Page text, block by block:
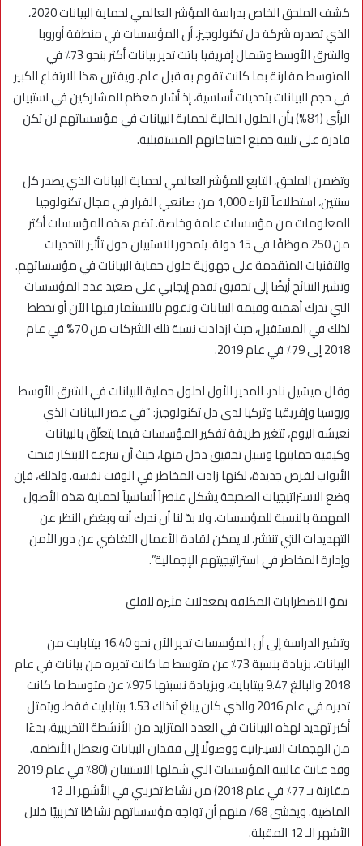
كشف الملحق الخاص بدراسة المؤشر العالمي لحماية البيانات 2020،
الذي تصدره شركة دل تكنولوجيز، أن المؤسسات في منطقة أوروبا
والشرق الأوسط وشمال إفريقيا باتت تدير بيانات أكثر بنحو 73٪ في
المتوسط مقارنة بما كانت تقوم به قبل عام. ويقترن هذا الارتفاع الكبير
في حجم البيانات بتحديات أساسية، إذ أشار معظم المشاركين في استبيان
الرأي (81%) بأن الحلول الحالية لحماية البيانات في مؤسساتهم لن تكن
قادرة على تلبية جميع احتياجاتهم المستقبلية.
وتضمن الملحق، التابع للمؤشر العالمي لحماية البيانات الذي يصدر كل
سنتين، استطلاعاً لآراء 1,000 من صانعي القرار في مجال تكنولوجيا
المعلومات من مؤسسات عامة وخاصة. تضم هذه المؤسسات أكثر
من 250 موظفًا في 15 دولة. يتمحور الاستبيان حول تأثير التحديات
والتقنيات المتقدمة على جهوزية حلول حماية البيانات في مؤسساتهم.
وتشير النتائج أيضًا إلى تحقيق تقدم إيجابي على صعيد عدد المؤسسات
التي تدرك أهمية وقيمة البيانات وتقوم بالاستثمار فيها الآن أو تخطط
لذلك في المستقبل، حيث ازدادت نسبة تلك الشركات من 70% في عام
2018 إلى 79٪ في عام 2019.
وقال ميشيل نادر، المدير الأول لحلول حماية البيانات في الشرق الأوسط
وروسيا وإفريقيا وتركيا لدى دل تكنولوجيز: “في عصر البيانات الذي
نعيشه اليوم، تتغير طريقة تفكير المؤسسات فيما يتعلّق بالبيانات
وكيفية حمايتها وسبل تحقيق دخل منها، حيث أن سرعة الابتكار فتحت
الأبواب لفرص جديدة، لكنها زادت المخاطر في الوقت نفسه. ولذلك، فإن
وضع الاستراتيجيات الصحيحة يشكل عنصراً أساسياً لحماية هذه الأصول
المهمة بالنسبة للمؤسسات، ولا بدّ لنا أن ندرك أنه وبغض النظر عن
التهديدات التي تنتشر، لا يمكن لقادة الأعمال التغاضي عن دور الأمن
وإدارة المخاطر في استراتيجيتهم الإجمالية”.
نموّ الاضطرابات المكلفة بمعدلات مثيرة للقلق
وتشير الدراسة إلى أن المؤسسات تدير الآن نحو 16.40 بيتابايت من
البيانات، بزيادة بنسبة 73٪ عن متوسط ما كانت تديره من بيانات في عام
2018 والبالغ 9.47 بيتابايت، وبزيادة نسبتها 975٪ عن متوسط ما كانت
تديره في عام 2016 والذي كان يبلغ آنذاك 1.53 بيتابايت فقط. ويتمثل
أكبر تهديد لهذه البيانات في العدد المتزايد من الأنشطة التخريبية، بدءًا
من الهجمات السيبرانية ووصولًا إلى فقدان البيانات وتعطل الأنظمة.
وقد عانت غالبية المؤسسات التي شملها الاستبيان (80٪ في عام 2019
مقارنة بـ 77٪ في عام 2018) من نشاط تخريبي في الأشهر الـ 12
الماضية. ويخشى 68٪ منهم أن تواجه مؤسساتهم نشاطًا تخريبيًا خلال
الأشهر الـ 12 المقبلة.